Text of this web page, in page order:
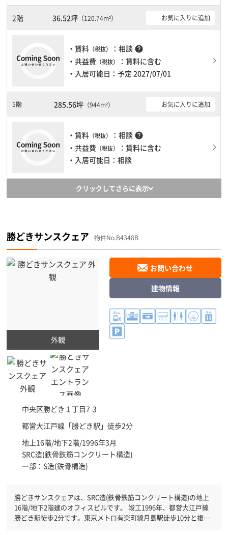
2階 36.52坪 （120.74m²） お気に入りに追加
・賃料 （税抜） ：相談 help
・共益費 （税抜）
：賃料に含む
・入居可能日：予定 2027/07/01
5階 285.56坪 （944m²） お気に入りに追加
・賃料 （税抜） ：相談 help
・共益費 （税抜）
：賃料に含む
・入居可能日：相談
クリックしてさらに表示
勝どきサンスクェア 物件No.B4348B
外観
中央区勝どき１丁目7-3
都営大江戸線「勝どき駅 」徒歩2分
地上16階/地下2階/1996年3月
SRC造(鉄骨鉄筋コンクリート構造)
一部：S造(鉄骨構造)
お問い合わせ
建物情報
勝どきサンスクェアは、SRC造(鉄骨鉄筋コンクリート構造)の地上
16階/地下2階建のオフィスビルです。 竣工1996年、都営大江戸線
勝どき駅徒歩2分です。東京メトロ有楽町線月島駅徒歩10分と複数